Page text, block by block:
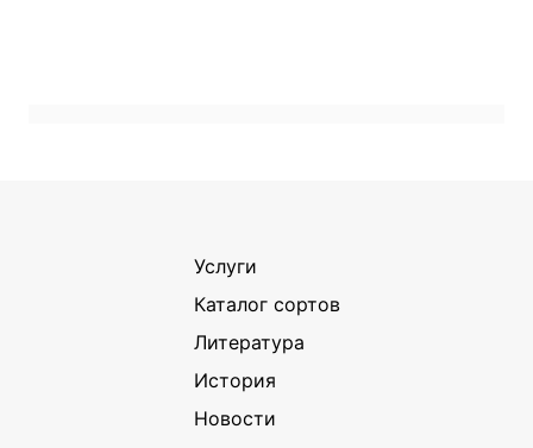
Услуги
Каталог сортов
Литература
История
Новости